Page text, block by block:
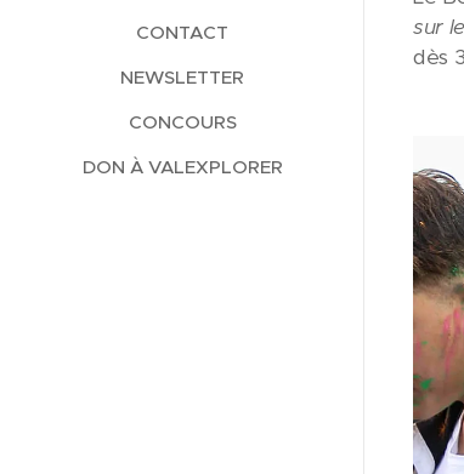
CONTACT
NEWSLETTER
CONCOURS
DON À VALEXPLORER
sur
dès